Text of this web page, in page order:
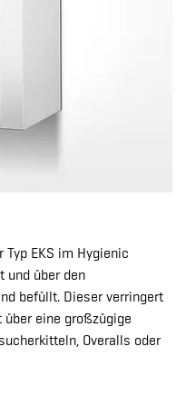
EKS im Hygienic
und über den
befüllt. Dieser verringert
über eine großzügige
Overalls oder